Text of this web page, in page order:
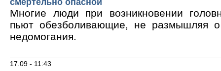
смертельно опасной
Многие люди при возникновении
пьют обезболивающие, не размышляя о
недомогания.
17.09 - 11:43